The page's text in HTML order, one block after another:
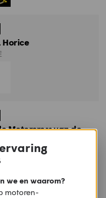
Horice
Motorcross van de
ANTWERPEN
we en waarom?
motoren-